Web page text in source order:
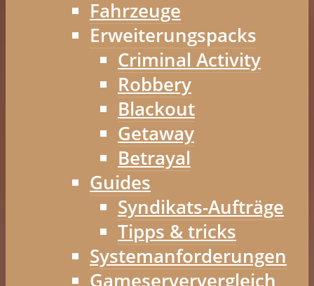
Fahrzeuge
Erweiterungspacks
Criminal Activity
Robbery
Blackout
Getaway
Betrayal
Guides
Syndikats-Aufträge
Tipps & tricks
Systemanforderungen
Gameserververgleich